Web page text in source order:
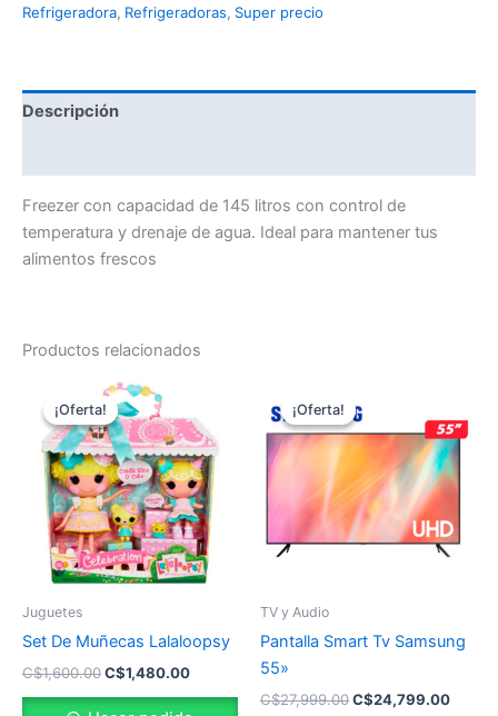
Refrigeradora, Refrigeradoras, Super precio
Descripción
Freezer con capacidad de 145 litros con control de
temperatura y drenaje de agua. Ideal para mantener tus
alimentos frescos
Productos relacionados
¡Oferta!
¡Oferta!
Juguetes
Set De Muñecas Lalaloopsy
C$1,600.00
El
precio
original
era:
C$1,600.00.
C$1,480.00
actual
es:
C$1,480.00.
¡Oferta!
¡Oferta!
TV y Audio
Pantalla Smart Tv Samsung
55»
C$27,999.00
precio
original
era:
C$27,999.00.
C$24,799.00
actual
es: